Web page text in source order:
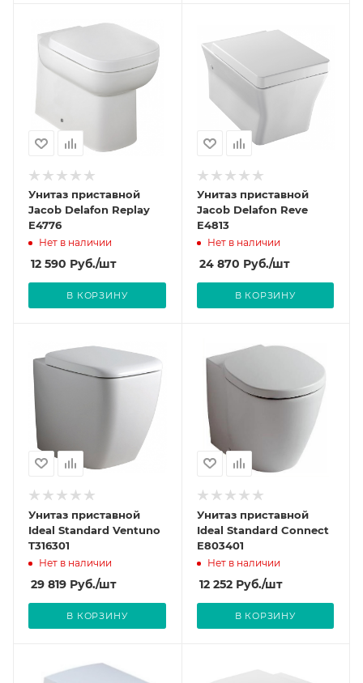
Унитаз приставной
Jacob Delafon Replay
E4776
Нет в наличии
12 590 Руб./шт
В КОРЗИНУ
Унитаз приставной
Jacob Delafon Reve
E4813
Нет в наличии
24 870 Руб./шт
В КОРЗИНУ
Унитаз приставной
Ideal Standard Ventuno
T316301
Нет в наличии
29 819 Руб./шт
В КОРЗИНУ
Унитаз приставной
Ideal Standard Connect
E803401
Нет в наличии
12 252Руб./шт
В КОРЗИНУ